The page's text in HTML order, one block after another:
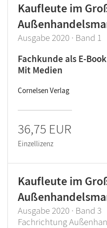
Kaufleute im
Ausgabe 2020 · Band 1
Fachkunde als E-
Mit Medien
Cornelsen Verlag
36,75 EUR
Einzellizenz
Kaufleute im
Ausgabe 2020 · Band 3
Fachrichtung